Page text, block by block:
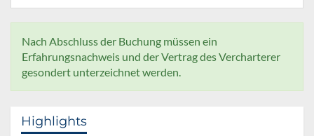
Nach Abschluss der Buchung müssen ein
Erfahrungsnachweis und der Vertrag des Vercharterer
gesondert unterzeichnet werden.
Highlights